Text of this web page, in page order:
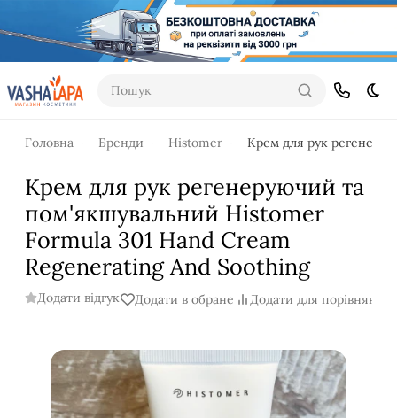
Пошук
Головна Бренди Histomer Крем для рук
Крем для рук регенеруючий та
пом'якшувальний Histomer
Formula 301 Hand Cream
Regenerating And Soothing
Додати відгук Додати в обране Додати для порівняння